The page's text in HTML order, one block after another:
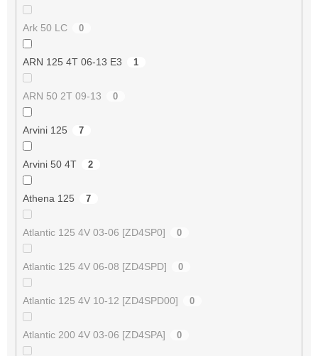
Ark 50 LC 0
ARN 125 4T 06-13 E3 1
ARN 50 2T 09-13 0
Arvini 125 7
Arvini 50 4T 2
Athena 125 7
Atlantic 125 4V 03-06 [ZD4SP0] 0
Atlantic 125 4V 06-08 [ZD4SPD] 0
Atlantic 125 4V 10-12 [ZD4SPD00] 0
Atlantic 200 4V 03-06 [ZD4SPA] 0